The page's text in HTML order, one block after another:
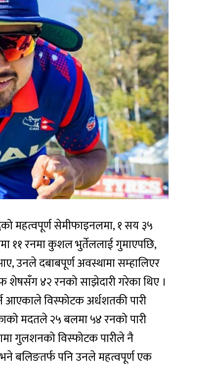
महत्वपूर्ण सेमीफाइनलमा, १ सय ३५
११ रनमा कुशल भुर्तेललाई गुमाएपछि,
उनले दबाबपूर्ण अवस्थामा सम्हालिएर
४२ रनको साझेदारी गरेका थिए ।
आएकाले विस्फोटक अर्धशतकी पारी
मदतले २५ बलमा ५४ रनको पारी
गुलशनको विस्फोटक पारीले नै
बलिङतर्फ पनि उनले महत्वपूर्ण एक